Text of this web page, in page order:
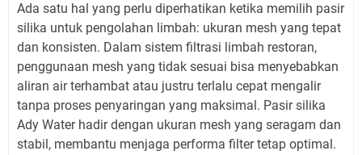
Ada satu hal yang perlu diperhatikan ketika memilih pasir
silika untuk pengolahan limbah: ukuran mesh yang tepat
dan konsisten. Dalam sistem filtrasi limbah restoran,
penggunaan mesh yang tidak sesuai bisa menyebabkan
aliran air terhambat atau justru terlalu cepat mengalir
tanpa proses penyaringan yang maksimal. Pasir silika
Ady Water hadir dengan ukuran mesh yang seragam dan
stabil, membantu menjaga performa filter tetap optimal.